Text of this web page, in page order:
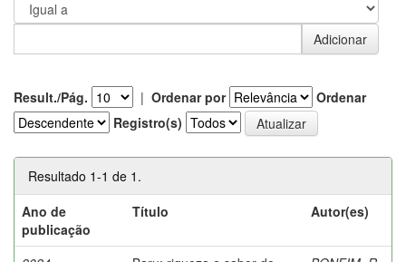
Result./Pág. | Ordenar por
Ordenar
Registro(s)
Resultado 1-1 de 1.
Ano de
publicação
Título Autor(es)